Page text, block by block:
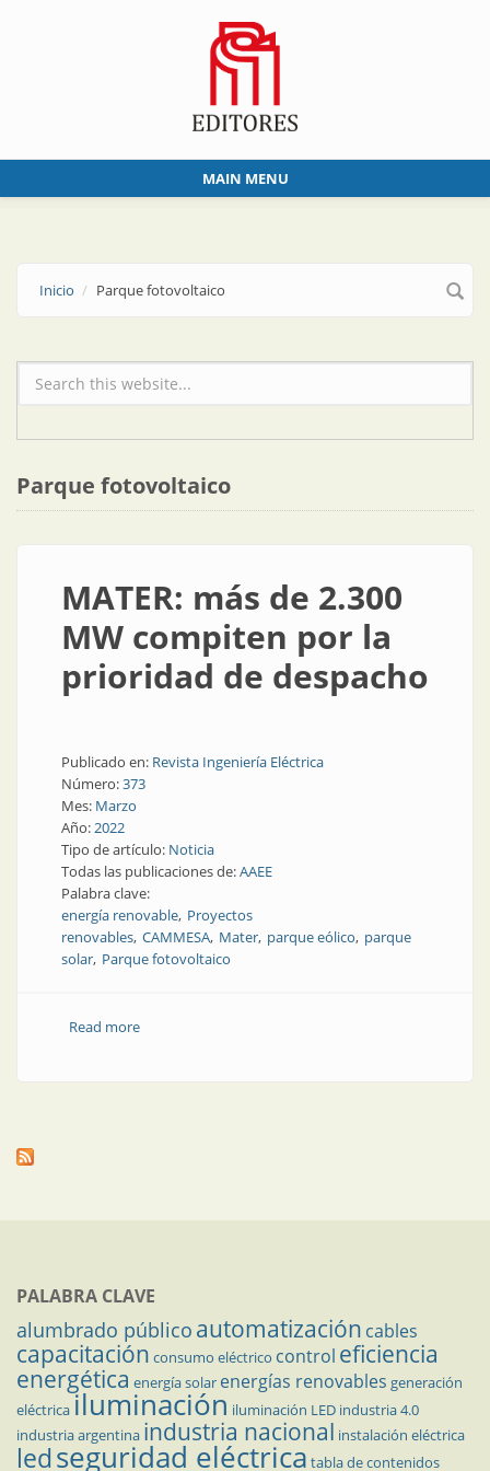
MAIN MENU
Inicio Parque fotovoltaico
Formulario de búsqueda
Parque fotovoltaico
MATER: más de 2.300
MW compiten por la
prioridad de despacho
Publicado en: Revista Ingeniería Eléctrica
Número:373
Mes: Marzo
Año:2022
Tipo de artículo: Noticia
Todas las publicaciones de:AAEE
Palabra clave:
energía renovable Proyectos
renovables CAMMESA Mater parque eólico parque
solar Parque fotovoltaico
Read moreabout MATER: más de 2.300 MW compiten por la
PALABRA CLAVE
alumbrado público automatización cables
capacitación consumo eléctrico control eficiencia
energética energía solar energías renovables generación
eléctricailuminación iluminación LED industria 4.0
industria argentina industria nacional instalación eléctrica
ledseguridad eléctrica tabla de contenidos